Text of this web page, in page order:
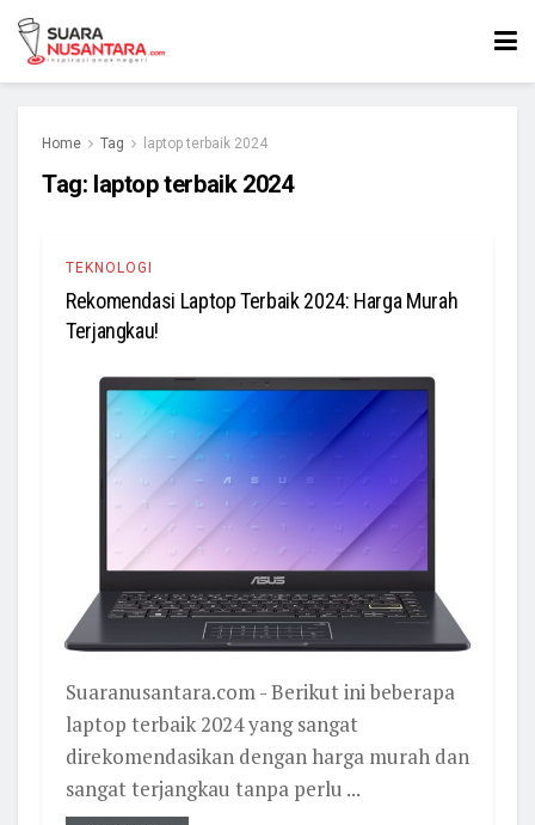
Home Tag laptop terbaik 2024
Tag: laptop terbaik 2024
TEKNOLOGI
Rekomendasi Laptop Terbaik 2024: Harga Murah
Terjangkau!
Suaranusantara.com - Berikut ini beberapa
laptop terbaik 2024 yang sangat
direkomendasikan dengan harga murah dan
sangat terjangkau tanpa perlu ...